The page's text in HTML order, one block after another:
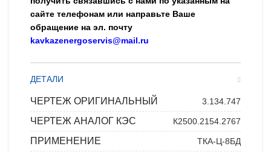
сайте телефонам или направьте Ваше
обращение на эл. почту
kavkazenergoservis@mail.ru
ДЕТАЛИ
ЧЕРТЕЖ ОРИГИНАЛЬНЫЙ 3.134.747
ЧЕРТЕЖ АНАЛОГ КЭС К2500.2154.2767
ПРИМЕНЕНИЕ ТКА-Ц-8БД